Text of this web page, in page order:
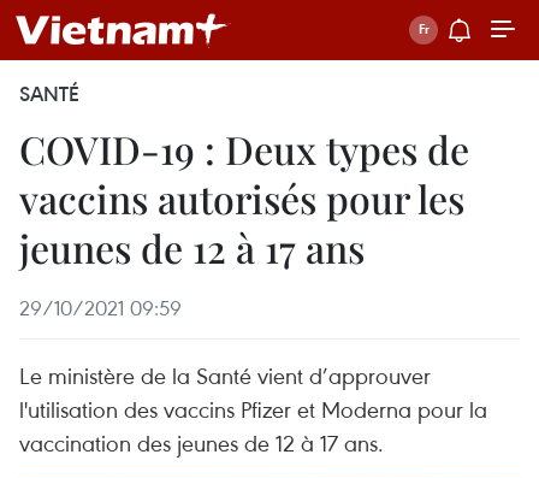
SANTÉ
COVID-19 : Deux types de
vaccins autorisés pour les
jeunes de 12 à 17 ans
29/10/2021 09:59
Le ministère de la Santé vient d’approuver
l'utilisation des vaccins Pfizer et Moderna pour la
vaccination des jeunes de 12 à 17 ans.